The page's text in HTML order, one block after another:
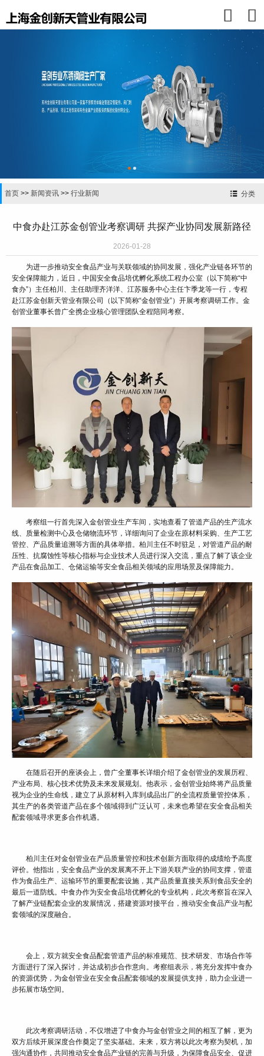


分类
首页 >> 新闻资讯 >> 行业新闻
中食办赴江苏金创管业考察调研 共探产业协同发展新路径
2026-01-28
为进一步推动安全食品产业与关联领域的协同发展，强化产业链各环节的
安全保障能力，近日，中国安全食品培优孵化系统工程办公室（以下简称“中
食办”）主任柏川、主任助理齐洋洋、江苏服务中心主任卞季龙等一行，专程
赴江苏金创新天管业有限公司（以下简称“金创管业”）开展考察调研工作。金
创管业董事长曾广全携企业核心管理团队全程陪同考察。
考察组一行首先深入金创管业生产车间，实地查看了管道产品的生产流水
线、质量检测中心及仓储物流环节，详细询问了企业在原材料采购、生产工艺
管控、产品质量追溯等方面的具体举措。柏川主任不时驻足，对管道产品的耐
压性、抗腐蚀性等核心指标与企业技术人员进行深入交流，重点了解了该企业
产品在食品加工、仓储运输等安全食品相关领域的应用场景及保障能力。
在随后召开的座谈会上，曾广全董事长详细介绍了金创管业的发展历程、
产业布局、核心技术优势及未来发展规划。他表示，金创管业始终将产品质量
视为企业的生命线，建立了从原材料入库到成品出厂的全流程质量管控体系，
其生产的各类管道产品在多个领域得到广泛认可，未来也希望在安全食品相关
配套领域寻求更多合作机遇。
柏川主任对金创管业在产品质量管控和技术创新方面取得的成绩给予高度
评价。他指出，安全食品产业的发展离不开上下游关联产业的协同支撑，管道
作为食品生产、运输环节的重要配套设施，其产品质量直接关系到食品安全的
最后一道防线。中食办作为安全食品培优孵化的专业机构，此次考察旨在深入
了解产业链配套企业的发展情况，搭建资源对接平台，推动安全食品产业与配
套领域的深度融合。
会上，双方就安全食品配套管道产品的标准规范、技术研发、市场合作等
方面进行了深入探讨，并达成初步合作意向。考察组表示，将充分发挥中食办
的资源优势，为金创管业在安全食品配套领域的发展提供支持，助力企业进一
步拓展市场空间。
此次考察调研活动，不仅增进了中食办与金创管业之间的相互了解，更为
双方后续开展深度合作奠定了坚实基础。未来，双方将以此次考察为契机，加
强沟通协作，共同推动安全食品产业链的完善与升级，为保障食品安全、促进